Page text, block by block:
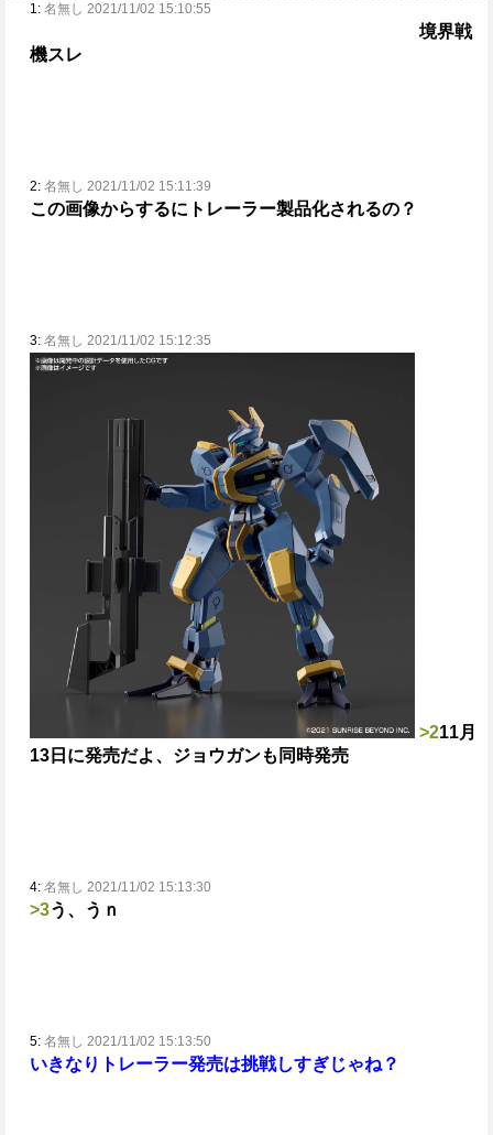
1: 名無し 2021/11/02 15:10:55
境界戦
機スレ
2: 名無し 2021/11/02 15:11:39
この画像からするにトレーラー製品化されるの？
3: 名無し 2021/11/02 15:12:35
>211月
13日に発売だよ、ジョウガンも同時発売
4: 名無し 2021/11/02 15:13:30
>3う、うｎ
5: 名無し 2021/11/02 15:13:50
いきなりトレーラー発売は挑戦しすぎじゃね？